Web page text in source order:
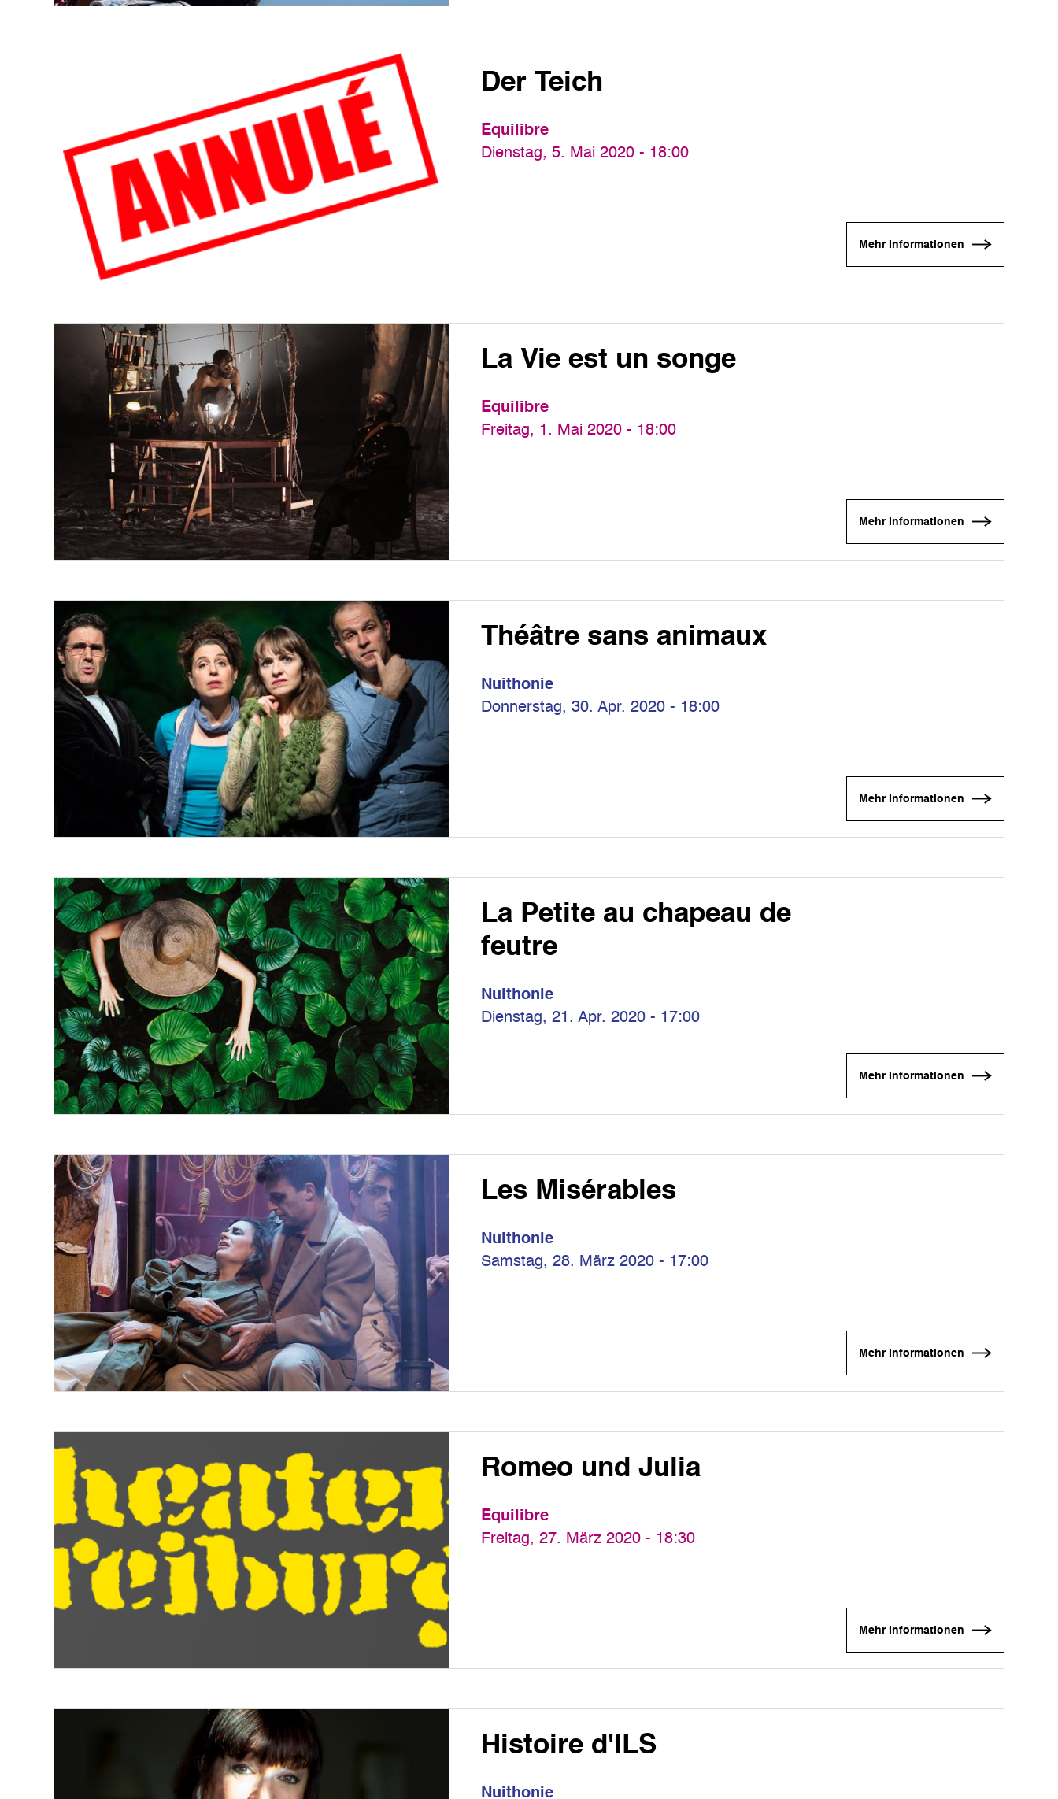
Der Teich
Equilibre
Dienstag, 5. Mai 2020 - 18:00
Mehr Informationen
La Vie est un songe
Equilibre
Freitag, 1. Mai 2020 - 18:00
Mehr Informationen
Théâtre sans animaux
Nuithonie
Donnerstag, 30. Apr. 2020 - 18:00
Mehr Informationen
La Petite au chapeau de
feutre
Nuithonie
Dienstag, 21. Apr. 2020 - 17:00
Mehr Informationen
Les Misérables
Nuithonie
Samstag, 28. März 2020 - 17:00
Mehr Informationen
Romeo und Julia
Equilibre
Freitag, 27. März 2020 - 18:30
Mehr Informationen
Histoire d'ILS
Nuithonie